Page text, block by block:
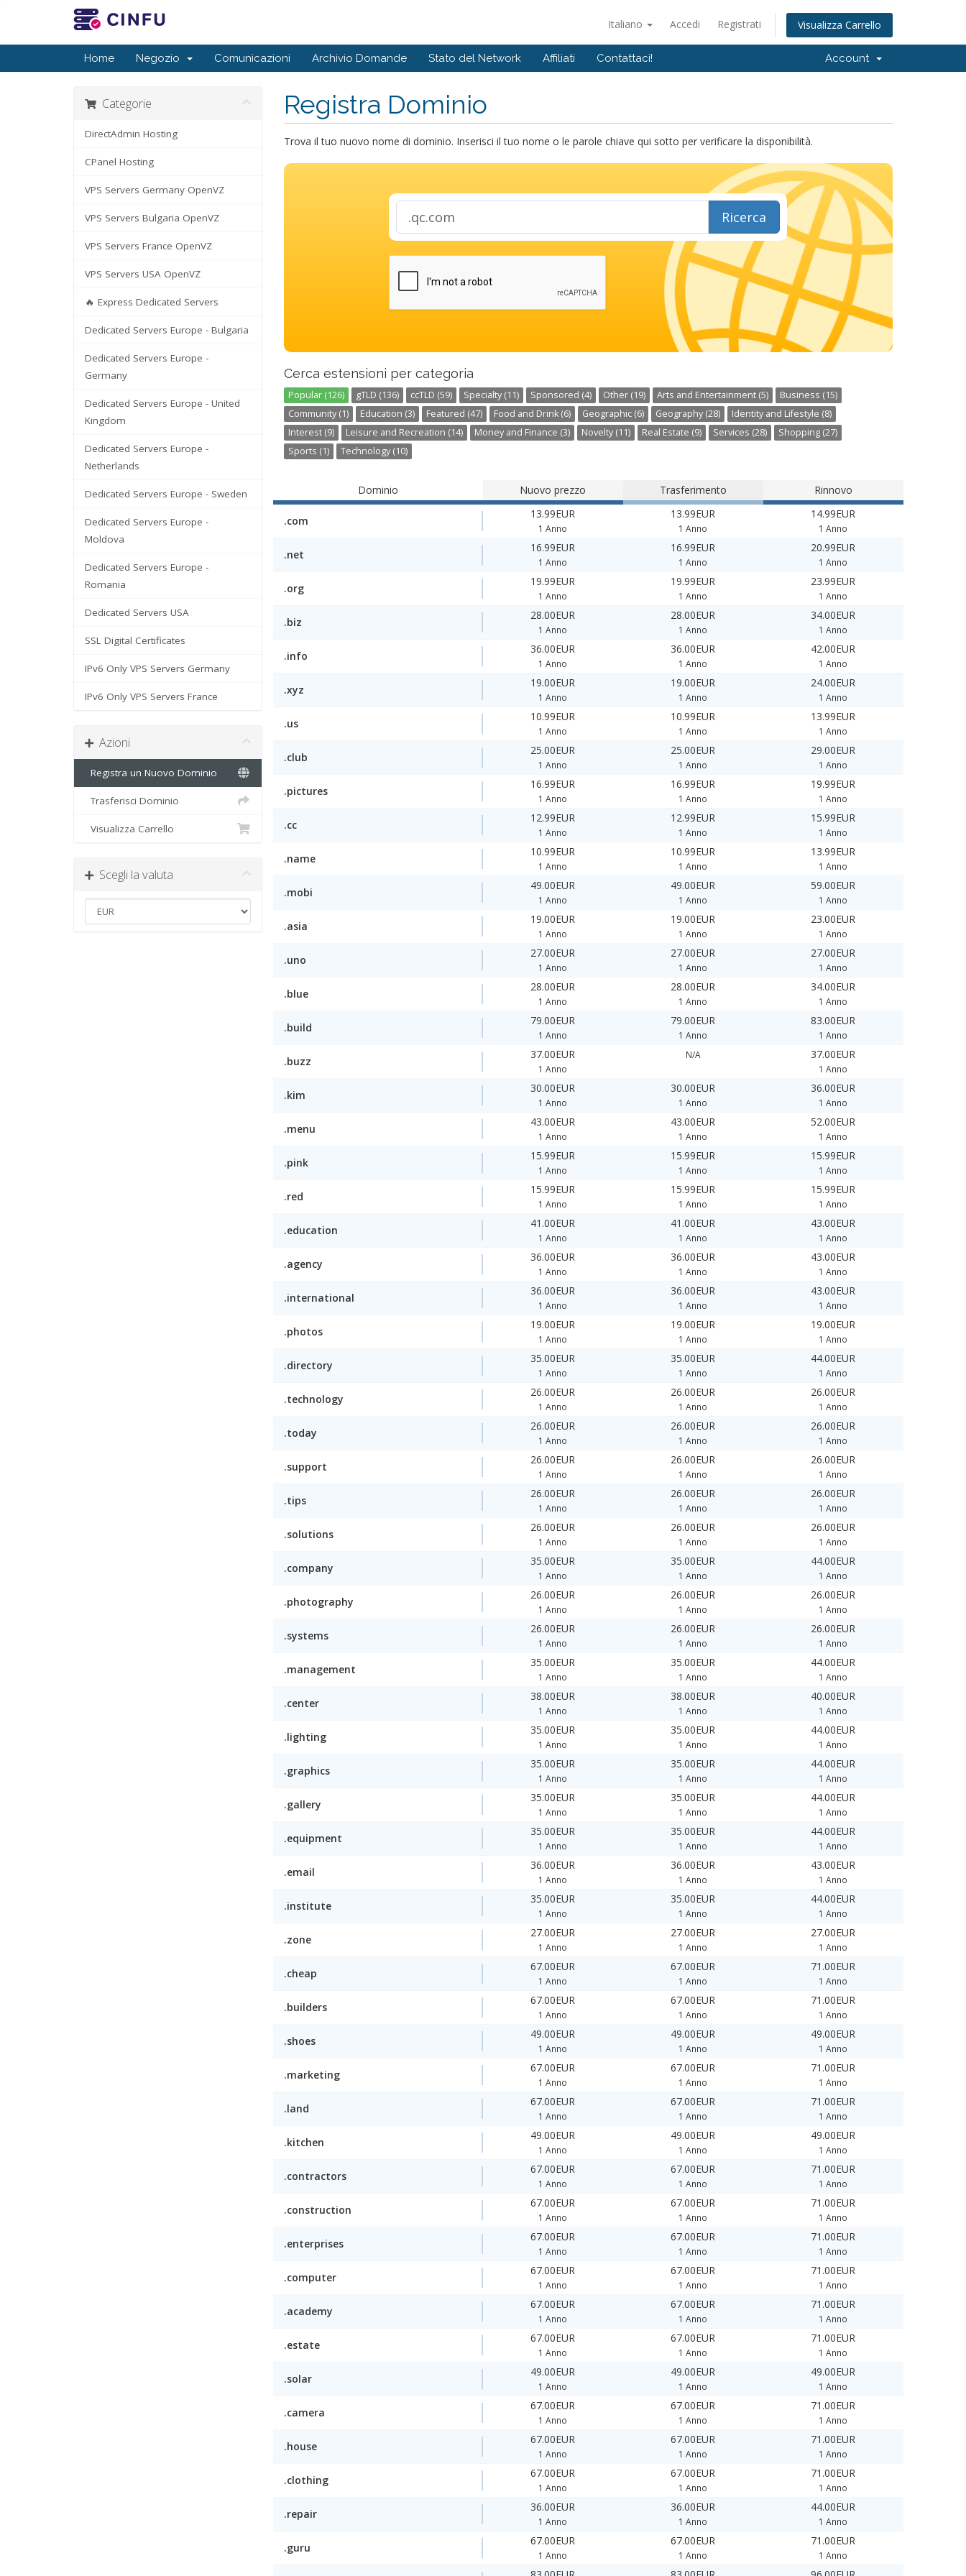
Italiano Accedi Registrati Visualizza Carrello
Home Negozio Comunicazioni Archivio Domande Stato del Network Affiliati Contattaci! Account
Registra Dominio
Categorie
DirectAdmin Hosting
CPanel Hosting
VPS Servers Germany OpenVZ
VPS Servers Bulgaria OpenVZ
VPS Servers France OpenVZ
VPS Servers USA OpenVZ
🔥 Express Dedicated Servers
Dedicated Servers Europe - Bulgaria
Dedicated Servers Europe -
Germany
Dedicated Servers Europe - United
Kingdom
Dedicated Servers Europe -
Netherlands
Dedicated Servers Europe - Sweden
Dedicated Servers Europe -
Moldova
Dedicated Servers Europe -
Romania
Dedicated Servers USA
SSL Digital Certificates
IPv6 Only VPS Servers Germany
IPv6 Only VPS Servers France
Azioni
Registra un Nuovo Dominio
Trasferisci Dominio
Visualizza Carrello
Scegli la valuta
Trova il tuo nuovo nome di dominio. Inserisci il tuo nome o le parole chiave qui sotto per verificare la disponibilità.
Ricerca
Cerca estensioni per categoria
Popular (126) gTLD (136) ccTLD (59) Specialty (11) Sponsored (4) Other (19) Arts and Entertainment (5)
Business (15)
Community (1)
Education (3) Featured (47) Food and Drink (6) Geographic (6) Geography (28)
Identity and Lifestyle (8)
Interest (9)
Leisure and Recreation (14) Money and Finance (3) Novelty (11) Real Estate (9) Services (28)
Shopping (27)
Sports (1)
Technology (10)
Dominio Nuovo prezzo Trasferimento Rinnovo
.com
13.99EUR
1 Anno
13.99EUR
1 Anno
14.99EUR
1 Anno
.net
16.99EUR
1 Anno
16.99EUR
1 Anno
20.99EUR
1 Anno
.org
19.99EUR
1 Anno
19.99EUR
1 Anno
23.99EUR
1 Anno
.biz
28.00EUR
1 Anno
28.00EUR
1 Anno
34.00EUR
1 Anno
.info
36.00EUR
1 Anno
36.00EUR
1 Anno
42.00EUR
1 Anno
.xyz
19.00EUR
1 Anno
19.00EUR
1 Anno
24.00EUR
1 Anno
.us
10.99EUR
1 Anno
10.99EUR
1 Anno
13.99EUR
1 Anno
.club
25.00EUR
1 Anno
25.00EUR
1 Anno
29.00EUR
1 Anno
.pictures
16.99EUR
1 Anno
16.99EUR
1 Anno
19.99EUR
1 Anno
.cc
12.99EUR
1 Anno
12.99EUR
1 Anno
15.99EUR
1 Anno
.name
10.99EUR
1 Anno
10.99EUR
1 Anno
13.99EUR
1 Anno
.mobi
49.00EUR
1 Anno
49.00EUR
1 Anno
59.00EUR
1 Anno
.asia
19.00EUR
1 Anno
19.00EUR
1 Anno
23.00EUR
1 Anno
.uno
27.00EUR
1 Anno
27.00EUR
1 Anno
27.00EUR
1 Anno
.blue
28.00EUR
1 Anno
28.00EUR
1 Anno
34.00EUR
1 Anno
.build
79.00EUR
1 Anno
79.00EUR
1 Anno
83.00EUR
1 Anno
.buzz
37.00EUR
1 Anno
N/A 37.00EUR
1 Anno
.kim
30.00EUR
1 Anno
30.00EUR
1 Anno
36.00EUR
1 Anno
.menu
43.00EUR
1 Anno
43.00EUR
1 Anno
52.00EUR
1 Anno
.pink
15.99EUR
1 Anno
15.99EUR
1 Anno
15.99EUR
1 Anno
.red
15.99EUR
1 Anno
15.99EUR
1 Anno
15.99EUR
1 Anno
.education
41.00EUR
1 Anno
41.00EUR
1 Anno
43.00EUR
1 Anno
.agency
36.00EUR
1 Anno
36.00EUR
1 Anno
43.00EUR
1 Anno
.international
36.00EUR
1 Anno
36.00EUR
1 Anno
43.00EUR
1 Anno
.photos
19.00EUR
1 Anno
19.00EUR
1 Anno
19.00EUR
1 Anno
.directory
35.00EUR
1 Anno
35.00EUR
1 Anno
44.00EUR
1 Anno
.technology
26.00EUR
1 Anno
26.00EUR
1 Anno
26.00EUR
1 Anno
.today
26.00EUR
1 Anno
26.00EUR
1 Anno
26.00EUR
1 Anno
.support
26.00EUR
1 Anno
26.00EUR
1 Anno
26.00EUR
1 Anno
.tips
26.00EUR
1 Anno
26.00EUR
1 Anno
26.00EUR
1 Anno
.solutions
26.00EUR
1 Anno
26.00EUR
1 Anno
26.00EUR
1 Anno
.company
35.00EUR
1 Anno
35.00EUR
1 Anno
44.00EUR
1 Anno
.photography
26.00EUR
1 Anno
26.00EUR
1 Anno
26.00EUR
1 Anno
.systems
26.00EUR
1 Anno
26.00EUR
1 Anno
26.00EUR
1 Anno
.management
35.00EUR
1 Anno
35.00EUR
1 Anno
44.00EUR
1 Anno
.center
38.00EUR
1 Anno
38.00EUR
1 Anno
40.00EUR
1 Anno
.lighting
35.00EUR
1 Anno
35.00EUR
1 Anno
44.00EUR
1 Anno
.graphics
35.00EUR
1 Anno
35.00EUR
1 Anno
44.00EUR
1 Anno
.gallery
35.00EUR
1 Anno
35.00EUR
1 Anno
44.00EUR
1 Anno
.equipment
35.00EUR
1 Anno
35.00EUR
1 Anno
44.00EUR
1 Anno
.email
36.00EUR
1 Anno
36.00EUR
1 Anno
43.00EUR
1 Anno
.institute
35.00EUR
1 Anno
35.00EUR
1 Anno
44.00EUR
1 Anno
.zone
27.00EUR
1 Anno
27.00EUR
1 Anno
27.00EUR
1 Anno
.cheap
67.00EUR
1 Anno
67.00EUR
1 Anno
71.00EUR
1 Anno
.builders
67.00EUR
1 Anno
67.00EUR
1 Anno
71.00EUR
1 Anno
.shoes
49.00EUR
1 Anno
49.00EUR
1 Anno
49.00EUR
1 Anno
.marketing
67.00EUR
1 Anno
67.00EUR
1 Anno
71.00EUR
1 Anno
.land
67.00EUR
1 Anno
67.00EUR
1 Anno
71.00EUR
1 Anno
.kitchen
49.00EUR
1 Anno
49.00EUR
1 Anno
49.00EUR
1 Anno
.contractors
67.00EUR
1 Anno
67.00EUR
1 Anno
71.00EUR
1 Anno
.construction
67.00EUR
1 Anno
67.00EUR
1 Anno
71.00EUR
1 Anno
.enterprises
67.00EUR
1 Anno
67.00EUR
1 Anno
71.00EUR
1 Anno
.computer
67.00EUR
1 Anno
67.00EUR
1 Anno
71.00EUR
1 Anno
.academy
67.00EUR
1 Anno
67.00EUR
1 Anno
71.00EUR
1 Anno
.estate
67.00EUR
1 Anno
67.00EUR
1 Anno
71.00EUR
1 Anno
.solar
49.00EUR
1 Anno
49.00EUR
1 Anno
49.00EUR
1 Anno
.camera
67.00EUR
1 Anno
67.00EUR
1 Anno
71.00EUR
1 Anno
.house
67.00EUR
1 Anno
67.00EUR
1 Anno
71.00EUR
1 Anno
.clothing
67.00EUR
1 Anno
67.00EUR
1 Anno
71.00EUR
1 Anno
.repair
36.00EUR
1 Anno
36.00EUR
1 Anno
44.00EUR
1 Anno
.guru
67.00EUR
1 Anno
67.00EUR
1 Anno
71.00EUR
1 Anno